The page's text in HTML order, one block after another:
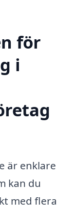
för
i
är enklare
kan du
med flera